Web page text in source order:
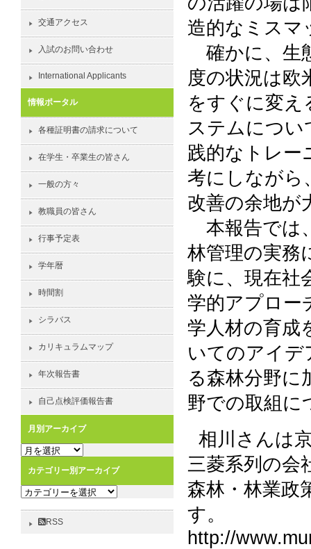
造的なミスマ
確かに、生
度の状況は欧
をすぐに変え
ステムについ
践的なトレー
考にしながら
改善の余地が
本報告では
林管理の実務
験に、現在社
学的アプロー
学人材の育成
いてのアイデ
る森林分野に
野での取組に
相川さんは
三菱系列の会
森林・林業政
す。
http://
交通アクセス
入試のお問い合わせ
International Applicants
情報ポータル
各種証明書の請求について
在学生・卒業生の皆さん
一般の方々
教職員の皆さん
行事予定表
学年暦
時間割
シラバス
カリキュラムマップ
年次報告書
自己点検評価報告書
月別アーカイブ
月
ー
カ
イ
カテゴリー別アーカイブ
カ
ゴ
RSS